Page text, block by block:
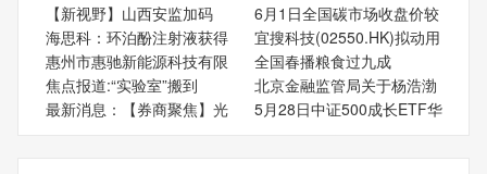
【新视野】山西安监加码
6月1日全国碳市场收盘价较
海思科：环泊酚注射液获得
宜搜科技(02550.HK)拟动用
惠州市惠驰新能源科技有限
全国春播粮食过九成
焦点报道:“实验室”搬到
北京金融监管局关于杨浩渤
最新消息：【券商聚焦】光
5月28日中证500成长ETF华